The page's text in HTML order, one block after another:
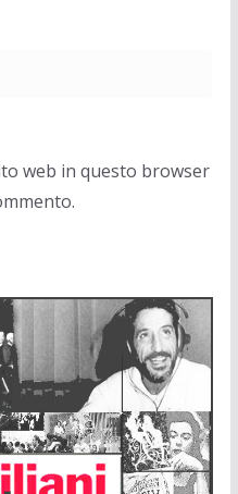
web in questo browser